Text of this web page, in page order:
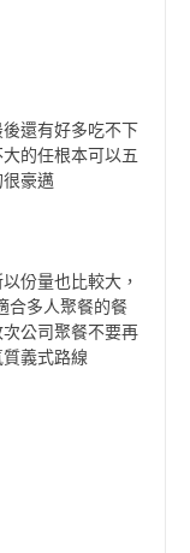
還有好多吃不下
的任根本可以五
豪邁
份量也比較大，
合多人聚餐的餐
公司聚餐不要再
義式路線